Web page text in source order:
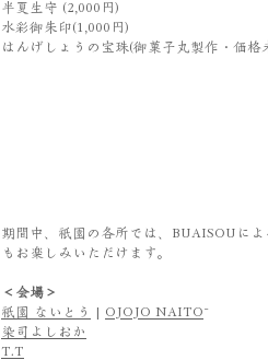
半夏生守 (2,000円)
水彩御朱印(1,000円)
はんげしょうの宝珠(御菓子丸製作・価格
期間中、祇園の各所では、BUAISOUに
もお楽しみいただけます。
＜会場＞
祇園 ないとう
| OJOJO NAITŌ
染司よしおか
T.T